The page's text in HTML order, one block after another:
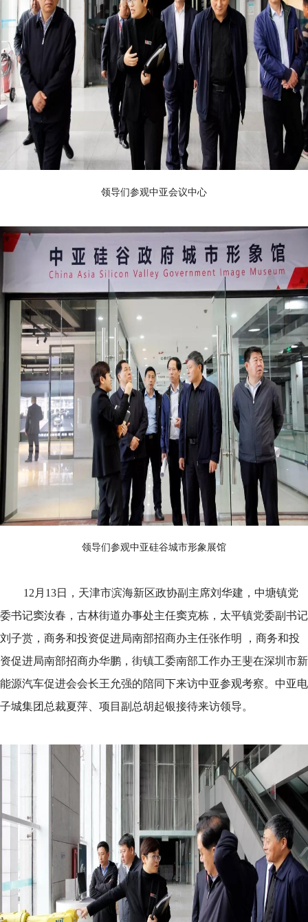
领导们参观中亚会议中心
领导们参观中亚硅谷城市形象展馆
12月13日，天津市滨海新区政协副主席刘华建，中塘镇党
委书记窦汝春，古林街道办事处主任窦克栋，太平镇党委副书记
刘子赏，商务和投资促进局南部招商办主任张作明 ，商务和投
资促进局南部招商办华鹏，街镇工委南部工作办王斐在深圳市新
能源汽车促进会会长王允强的陪同下来访中亚参观考察。中亚电
子城集团总裁夏萍、项目副总胡起银接待来访领导。